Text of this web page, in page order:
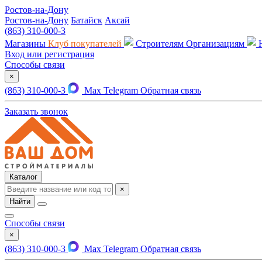
Ростов-на-Дону
Ростов-на-Дону Батайск Аксай
(863) 310-000-3
Магазины Клуб покупателей Строителям Организациям
Вход или регистрация
Способы связи
×
(863) 310-000-3 Max Telegram Обратная связь
Заказать звонок
Каталог
×
Найти
Способы связи
×
(863) 310-000-3 Max Telegram Обратная связь